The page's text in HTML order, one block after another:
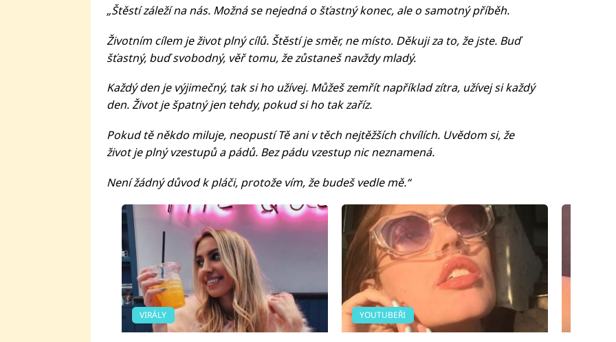
„Štěstí záleží na nás. Možná se nejedná o šťastný konec, ale o samotný příběh.
Životním cílem je život plný cílů. Štěstí je směr, ne místo. Děkuji za to, že jste. Buď
šťastný, buď svobodný, věř tomu, že zůstaneš navždy mladý.
Každý den je výjimečný, tak si ho užívej. Můžeš zemřít například zítra, užívej si každý
den. Život je špatný jen tehdy, pokud si ho tak zaříz.
Pokud tě někdo miluje, neopustí Tě ani v těch nejtěžších chvílích. Uvědom si, že
život je plný vzestupů a pádů. Bez pádu vzestup nic neznamená.
Není žádný důvod k pláči, protože vím, že budeš vedle mě.“
VIRÁLY YOUTUBEŘI